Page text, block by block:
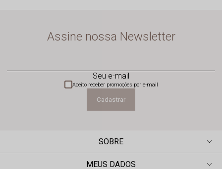
Assine nossa Newsletter
Seu e-mail
Cadastrar
Aceito receber promoções por e-mail
SOBRE
MEUS DADOS